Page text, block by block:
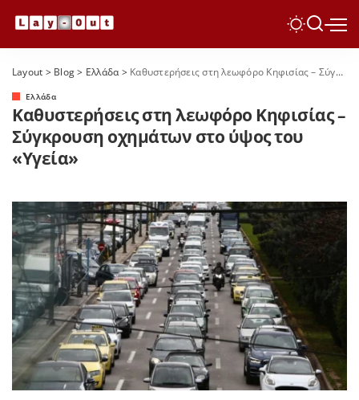
Layout > Blog> Ελλάδα> Καθυστερήσεις στη λεωφόρο Κηφισίας – Σύγκρουση οχημάτων στο ύψος του «Υγεία»
Ελλάδα
Καθυστερήσεις στη λεωφόρο Κηφισίας –
Σύγκρουση οχημάτων στο ύψος του
«Υγεία»